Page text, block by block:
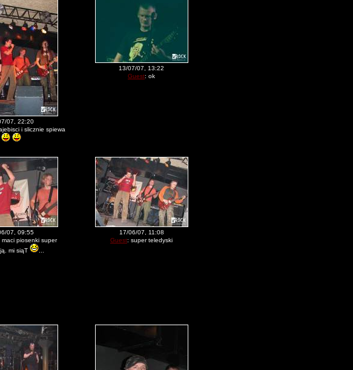
07, 22:20
i slicznie spiewa
13/07/07, 13:22
Guest: ok
07, 09:55
maci piosenki super
mi siąT
17/06/07, 11:08
Guest: super teledyski